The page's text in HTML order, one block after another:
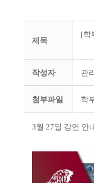
제목
[학
작성자 관
첨부파일 학
3월 27일 강연 안